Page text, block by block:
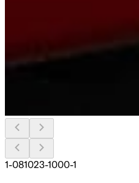
1-081023-1000-1